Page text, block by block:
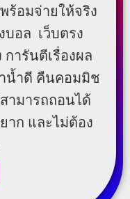
ร้อมจ่ายให้จริง
บอล เว็บตรง
ารันตีเรื่องผล
น้ำดี คืนคอมมิช
ามารถถอนได้
าก และไม่ต้อง